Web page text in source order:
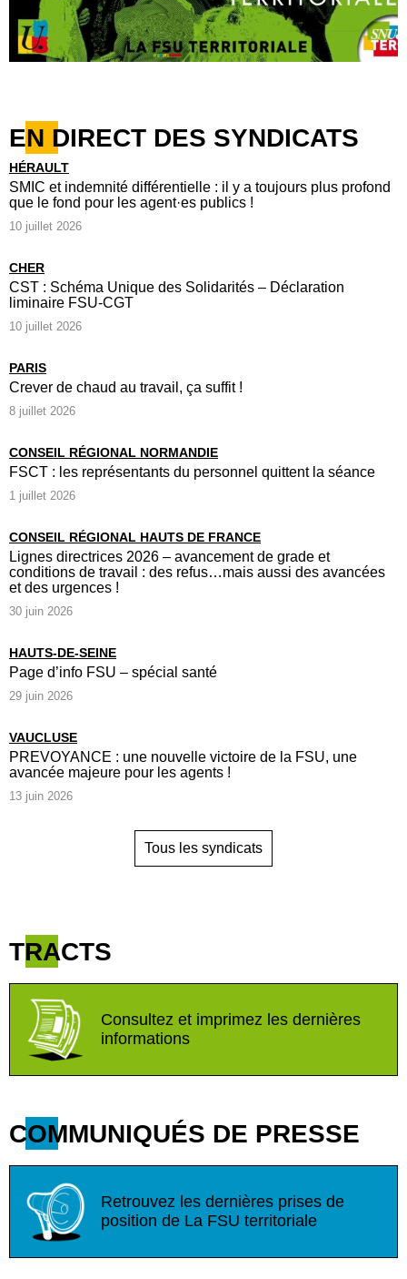
EN DIRECT DES SYNDICATS
HÉRAULT
SMIC et indemnité différentielle : il y a toujours plus profond
que le fond pour les agent·es publics !
10 juillet 2026
CHER
CST : Schéma Unique des Solidarités – Déclaration
liminaire FSU-CGT
10 juillet 2026
PARIS
Crever de chaud au travail, ça suffit !
8 juillet 2026
CONSEIL RÉGIONAL NORMANDIE
FSCT : les représentants du personnel quittent la séance
1 juillet 2026
CONSEIL RÉGIONAL HAUTS DE FRANCE
Lignes directrices 2026 – avancement de grade et
conditions de travail : des refus…mais aussi des avancées
et des urgences !
30 juin 2026
HAUTS-DE-SEINE
Page d’info FSU – spécial santé
29 juin 2026
VAUCLUSE
PREVOYANCE : une nouvelle victoire de la FSU, une
avancée majeure pour les agents !
13 juin 2026
Tous les syndicats
TRACTS
Consultez et imprimez les dernières
informations
COMMUNIQUÉS DE PRESSE
Retrouvez les dernières prises de
position de La FSU territoriale